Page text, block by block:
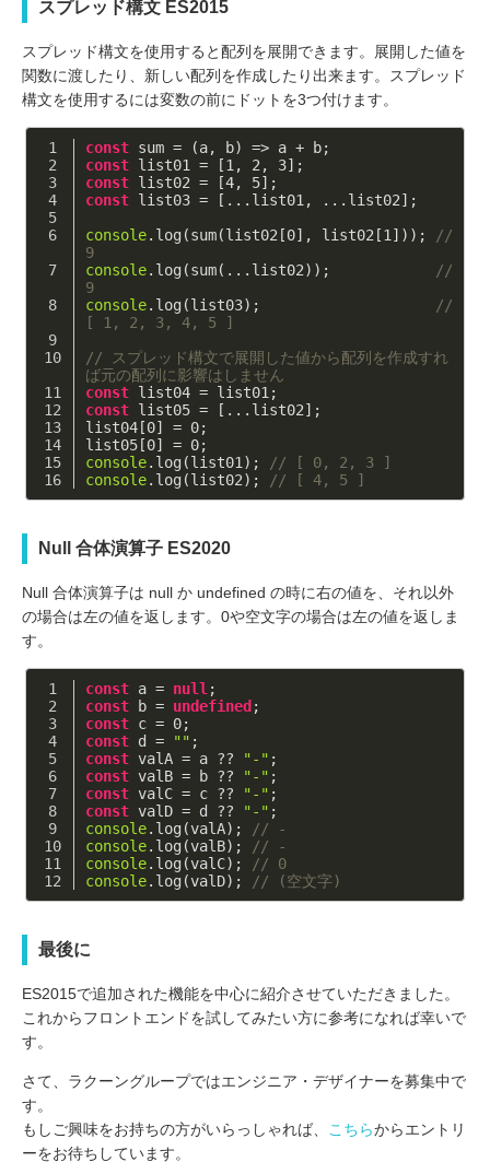
スプレッド構文 ES2015
スプレッド構文を使用すると配列を展開できます。展開した値を
関数に渡したり、新しい配列を作成したり出来ます。スプレッド
構文を使用するには変数の前にドットを3つ付けます。
const sum = (a, b) => a + b;
const list01 = [1 , 2 , 3];
const list02 = [4, 5];
const list03 = [...list01, ...list02];
console.log(sum(list02[0], list02[1 ]));
//
9
console.log(sum(...list02));
//
9
console.log(list03);
//
[ 1, 2, 3, 4, 5 ]
// スプレッド構文で展開した値から配列を作成すれ
ば元の配列に影響はしません
const list04 = list01;
const list05 = [...list02];
list04[0] = 0;
list05[0] = 0;
console.log(list01);
// [ 0, 2, 3 ]
console.log(list02); // [ 4, 5 ]
Null 合体演算子 ES2020
Null 合体演算子は null か undefined の時に右の値を、それ以外
の場合は左の値を返します。0や空文字の場合は左の値を返しま
す。
const a = null ;
const b = undefined ;
const c = 0;
const d = "" ;
const valA = a ?? "-" ;
const valB = b ?? "-" ;
const valC = c ?? "-" ;
const valD = d ?? "-" ;
console.log(valA);
// -
console.log(valB);
// -
console.log(valC);
// 0
console.log(valD); // (空文字)
最後に
ES2015で追加された機能を中心に紹介させていただきました。
これからフロントエンドを試してみたい方に参考になれば幸いで
す。
さて、ラクーングループではエンジニア・デザイナーを募集中で
す。
もしご興味をお持ちの方がいらっしゃれば、
こちらからエントリ
ーをお待ちしています。